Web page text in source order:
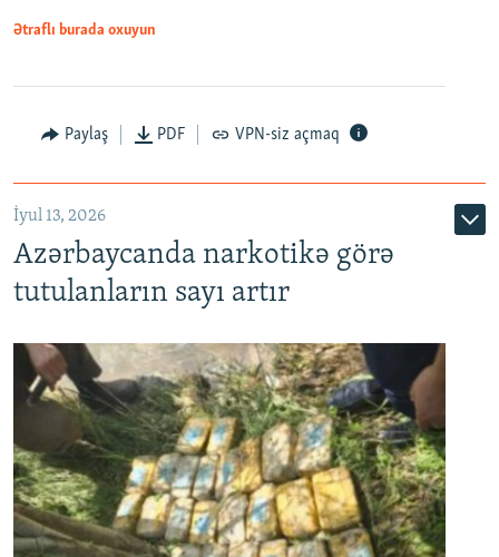
Ətraflı burada oxuyun
Paylaş PDF VPN-siz açmaq
İyul 13, 2026
Azərbaycanda narkotikə görə
tutulanların sayı artır